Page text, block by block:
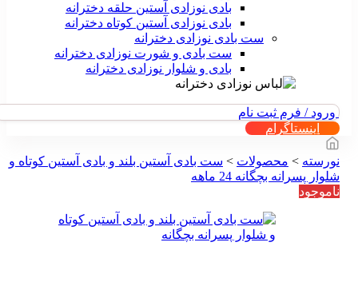
بادی نوزادی آستین حلقه دخترانه
بادی نوزادی آستین کوتاه دخترانه
ست بادی نوزادی دخترانه
ست بادی و شورت نوزادی دخترانه
بادی و شلوار نوزادی دخترانه
ورود / فرم ثبت نام
اینستاگرام
نورسته > محصولات > ست بادی آستین بلند و بادی آستین کوتاه و
شلوار پسرانه بچگانه 24 ماهه
ناموجود